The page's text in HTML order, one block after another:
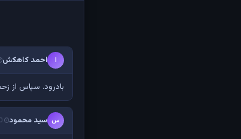
ا احمد کاهکش
بادرود. سپاس از
س سید محمود 10 سال پیش